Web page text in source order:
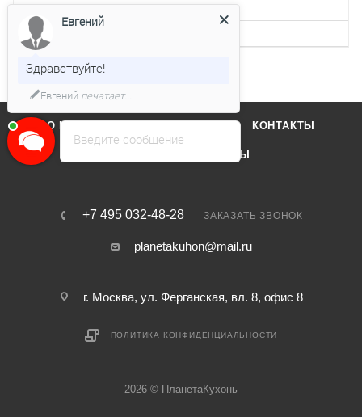
Таймер
Нет
О КОМПАНИИ КОНТАКТЫ
БРЕНДЫ
+7 495 032-48-28 ЗАКАЗАТЬ ЗВОНОК
planetakuhon@mail.ru
г. Москва, ул. Ферганская, вл. 8, офис 8
ПОЛИТИКА КОНФИДЕНЦИАЛЬНОСТИ
2026 © ПланетаКухонь
Введите сообщение
Евгений
Здравствуйте!
Евгенийпечатает...